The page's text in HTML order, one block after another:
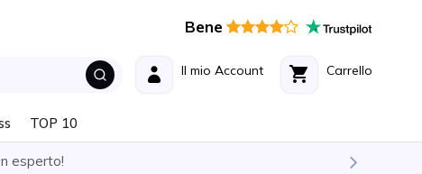
Bene
Carrello
Il mio Account
TOP 10
esperto!